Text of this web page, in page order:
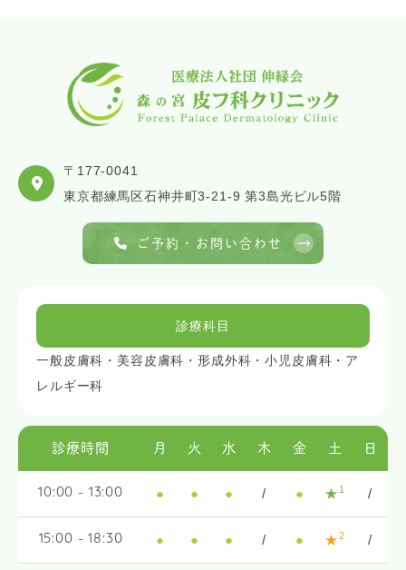
〒177-0041
東京都練馬区石神井町3-21-9 第3島光ビル5階
ご予約・お問い合わせ
診療科目
一般皮膚科・美容皮膚科・形成外科・小児皮膚科・ア
レルギー科
診療時間 月 火 水 木 金 土 日
10:00 - 13:00 ● ● ● / ● ★ 1 /
15:00 - 18:30 ● ● ● / ● ★2 /